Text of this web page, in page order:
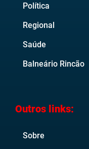
Política
Regional
Saúde
Balneário Rincão
Outros links:
Sobre